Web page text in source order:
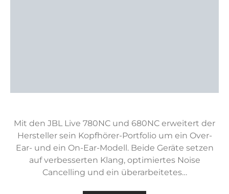
Mit den JBL Live 780NC und 680NC erweitert der
Hersteller sein Kopfhörer-Portfolio um ein Over-
Ear- und ein On-Ear-Modell. Beide Geräte setzen
auf verbesserten Klang, optimiertes Noise
Cancelling und ein überarbeitetes…